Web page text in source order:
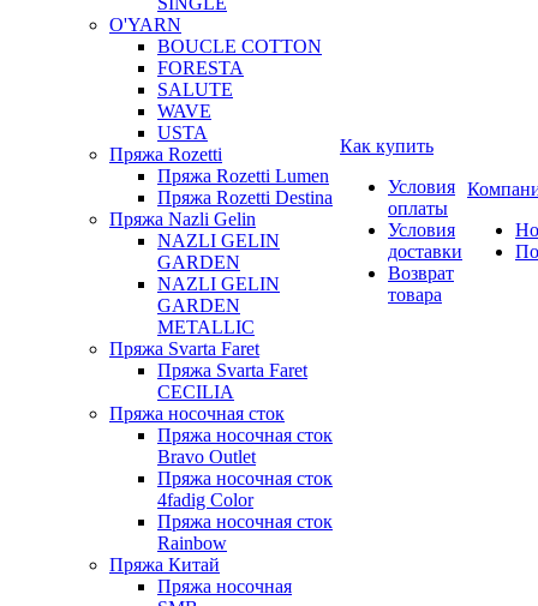
O'YARN
BOUCLE COTTON
FORESTA
SALUTE
WAVE
USTA
Пряжа Rozetti
Пряжа Rozetti Lumen
Пряжа Rozetti Destina
Пряжа Nazli Gelin
NAZLI GELIN
GARDEN
NAZLI GELIN
GARDEN
METALLIC
Пряжа Svarta Faret
Пряжа Svarta Faret
CECILIA
Пряжа носочная сток
Пряжа носочная сток
Bravo Outlet
Пряжа носочная сток
4fadig Color
Пряжа носочная сток
Rainbow
Пряжа Китай
Пряжа носочная
Как купить
Условия
оплаты
Условия
доставки
Возврат
товара